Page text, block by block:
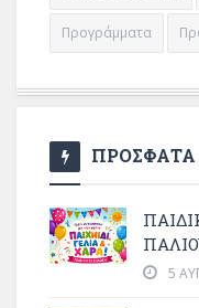
Προγράμματα
ΠΡΟΣΦΑΤΑ
5